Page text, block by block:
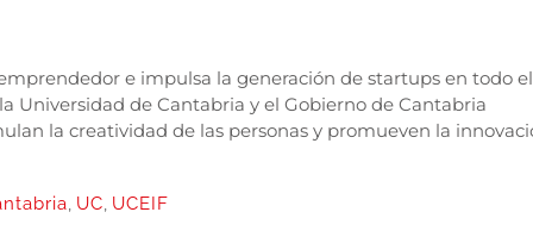
e impulsa la generación de startups en todo el
Universidad de Cantabria y el Gobierno de Cantabria
la creatividad de las personas y promueven la
, UC, UCEIF